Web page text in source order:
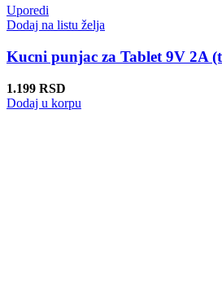
Uporedi
Dodaj na listu želja
Kucni punjac za Tablet 9V 2A
1.199 RSD
Dodaj u korpu